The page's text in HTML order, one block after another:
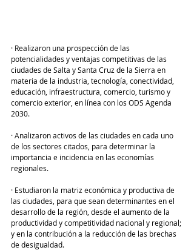
· Realizaron una prospección de las
potencialidades y ventajas competitivas de las
ciudades de Salta y Santa Cruz de la Sierra en
materia de la industria, tecnología, conectividad,
educación, infraestructura, comercio, turismo y
comercio exterior, en línea con los ODS Agenda
2030.
· Analizaron activos de las ciudades en cada uno
de los sectores citados, para determinar la
importancia e incidencia en las economías
regionales.
· Estudiaron la matriz económica y productiva de
las ciudades, para que sean determinantes en el
desarrollo de la región, desde el aumento de la
productividad y competitividad nacional y regional;
y en la contribución a la reducción de las brechas
de desigualdad.